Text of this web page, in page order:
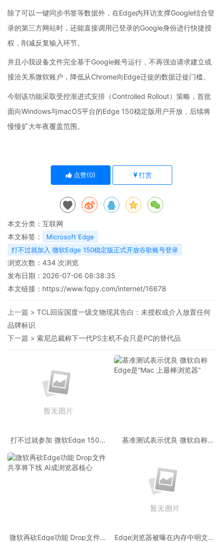
除了可以一键同步书签等数据外，在Edge内拜访支撑Google结合登
录的第三方网站时，还能直接调用已登录的Google身份进行快捷授
权，削减反复输入环节。
并且小我设备文件完全基于Google账号运行，不再强迫请求建立或
接洽关系微软账户，降低从Chrome向Edge迁徙的数据迁徙门槛。
今朝该功能采取受控渐进式安排（Controlled Rollout）策略，首批
面向Windows与macOS平台的Edge 150稳定版用户开放，后续将
慢慢扩大年夜覆盖范围。
点赞(0) 打赏
本文分类： 互联网
本文标签：
Microsoft Edge
打不过就加入 微软Edge 150稳定版正式开放谷歌账号登录
浏览次数： 434 次浏览
发布日期：2026-07-06 08:38:35
本文链接： https://www.fqpy.com/internet/16678
上一篇 > TCL回应国度一级文物现其告白：未授权或介入放置任何
品牌标识
下一篇 > 索尼总裁称下一代PS主机不会只是PC的替代品
打不过就参加 微软Edge 150稳
基准测试表示优良 微软自称
微软再砍Edge功能 Drop文件共
Edge浏览器被曝在内存中明文加